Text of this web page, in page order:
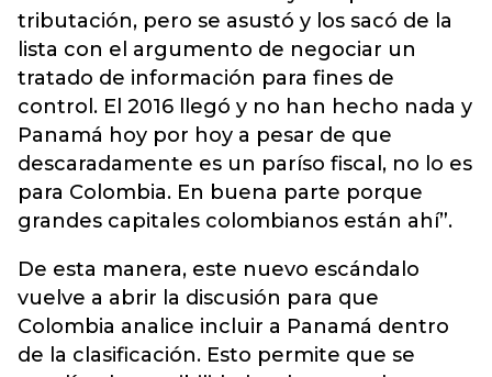
tributación, pero se asustó y los sacó de la
lista con el argumento de negociar un
tratado de información para fines de
control. El 2016 llegó y no han hecho nada y
Panamá hoy por hoy a pesar de que
descaradamente es un paríso fiscal, no lo es
para Colombia. En buena parte porque
grandes capitales colombianos están ahí”.
De esta manera, este nuevo escándalo
vuelve a abrir la discusión para que
Colombia analice incluir a Panamá dentro
de la clasificación. Esto permite que se